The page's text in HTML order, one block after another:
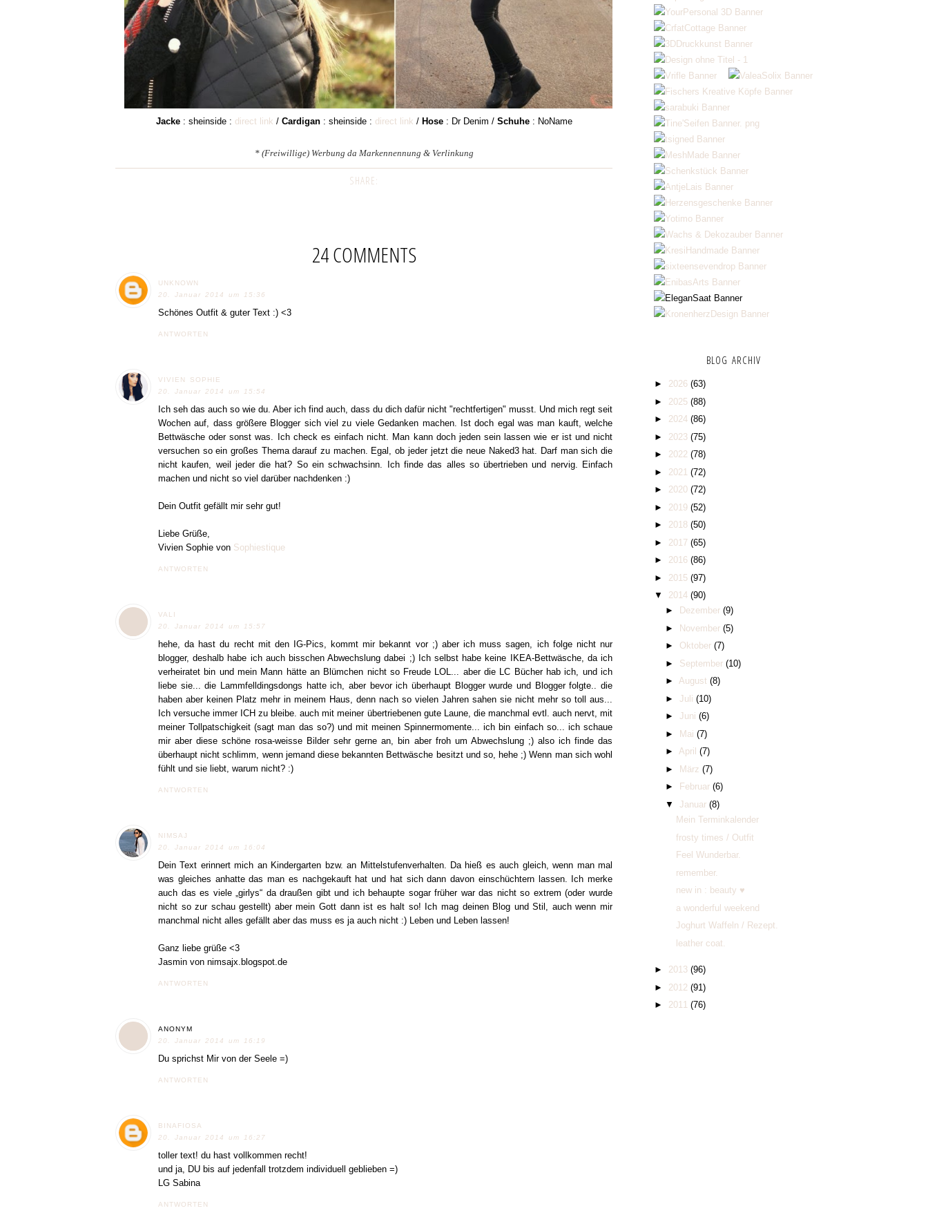
Jacke : sheinside : direct link / Cardigan: sheinside : direct link / Hose: Dr Denim / Schuhe: NoName
* (Freiwillige) Werbung da Markennennung & Verlinkung
SHARE:
24 COMMENTS
UNKNOWN
20. Januar 2014 um 15:36
Schönes Outfit & guter Text :) <3
ANTWORTEN
VIVIEN SOPHIE
20. Januar 2014 um 15:54
Ich seh das auch so wie du. Aber ich find auch, dass du dich dafür nicht "rechtfertigen" musst. Und mich regt seit
Wochen auf, dass größere Blogger sich viel zu viele Gedanken machen. Ist doch egal was man kauft, welche
Bettwäsche oder sonst was. Ich check es einfach nicht. Man kann doch jeden sein lassen wie er ist und nicht
versuchen so ein großes Thema darauf zu machen. Egal, ob jeder jetzt die neue Naked3 hat. Darf man sich die
nicht kaufen, weil jeder die hat? So ein schwachsinn. Ich finde das alles so übertrieben und nervig. Einfach
machen und nicht so viel darüber nachdenken :)
Dein Outfit gefällt mir sehr gut!
Liebe Grüße,
Vivien Sophie von Sophiestique
ANTWORTEN
VALI
20. Januar 2014 um 15:57
hehe, da hast du recht mit den IG-Pics, kommt mir bekannt vor ;) aber ich muss sagen, ich folge nicht nur
blogger, deshalb habe ich auch bisschen Abwechslung dabei ;) Ich selbst habe keine IKEA-Bettwäsche, da ich
verheiratet bin und mein Mann hätte an Blümchen nicht so Freude LOL... aber die LC Bücher hab ich, und ich
liebe sie... die Lammfelldingsdongs hatte ich, aber bevor ich überhaupt Blogger wurde und Blogger folgte.. die
haben aber keinen Platz mehr in meinem Haus, denn nach so vielen Jahren sahen sie nicht mehr so toll aus...
Ich versuche immer ICH zu bleibe. auch mit meiner übertriebenen gute Laune, die manchmal evtl. auch nervt, mit
meiner Tollpatschigkeit (sagt man das so?) und mit meinen Spinnermomente... ich bin einfach so... ich schaue
mir aber diese schöne rosa-weisse Bilder sehr gerne an, bin aber froh um Abwechslung ;) also ich finde das
überhaupt nicht schlimm, wenn jemand diese bekannten Bettwäsche besitzt und so, hehe ;) Wenn man sich wohl
fühlt und sie liebt, warum nicht? :)
ANTWORTEN
NIMSAJ
20. Januar 2014 um 16:04
Dein Text erinnert mich an Kindergarten bzw. an Mittelstufenverhalten. Da hieß es auch gleich, wenn man mal
was gleiches anhatte das man es nachgekauft hat und hat sich dann davon einschüchtern lassen. Ich merke
auch das es viele „girlys“ da draußen gibt und ich behaupte sogar früher war das nicht so extrem (oder wurde
nicht so zur schau gestellt) aber mein Gott dann ist es halt so! Ich mag deinen Blog und Stil, auch wenn mir
manchmal nicht alles gefällt aber das muss es ja auch nicht :) Leben und Leben lassen!
Ganz liebe grüße <3
Jasmin von nimsajx.blogspot.de
ANTWORTEN
ANONYM
20. Januar 2014 um 16:19
Du sprichst Mir von der Seele =)
ANTWORTEN
BINAFIOSA
20. Januar 2014 um 16:27
toller text! du hast vollkommen recht!
und ja, DU bis auf jedenfall trotzdem individuell geblieben =)
LG Sabina
ANTWORTEN
BLOG ARCHIV
► 2026 (63)
► 2025 (88)
► 2024 (86)
► 2023 (75)
► 2022 (78)
► 2021 (72)
► 2020 (72)
► 2019 (52)
► 2018 (50)
► 2017 (65)
► 2016 (86)
► 2015 (97)
▼ 2014 (90)
►
Dezember (9)
►
November (5)
► Oktober (7)
► September (10)
► August (8)
► Juli (10)
► Juni (6)
►
Mai (7)
► April (7)
►
März (7)
►
Februar (6)
▼ Januar (8)
Mein Terminkalender
frosty times / Outfit
Feel Wunderbar.
remember.
new in : beauty ♥
a wonderful weekend
Joghurt Waffeln / Rezept.
leather coat.
► 2013 (96)
► 2012 (91)
► 2011 (76)